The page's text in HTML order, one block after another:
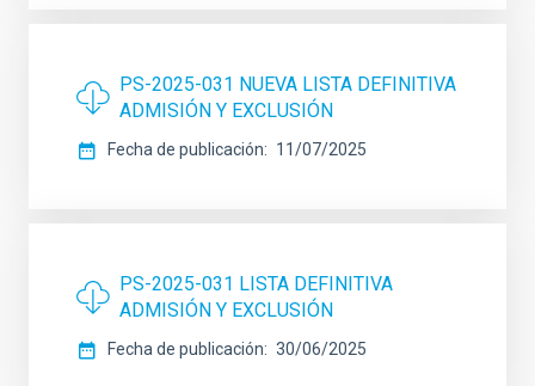
PS-2025-031 NUEVA LISTA DEFINITIVA
ADMISIÓN Y EXCLUSIÓN
Fecha de publicación 11/07/2025
PS-2025-031 LISTA DEFINITIVA
ADMISIÓN Y EXCLUSIÓN
Fecha de publicación 30/06/2025